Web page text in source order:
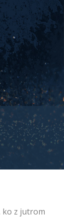
ko z jutrom